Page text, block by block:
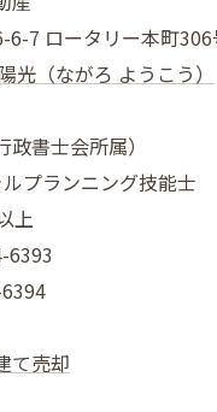
6-7 ロータリー本町
光（ながろ ようこう）
政書士会所属）
プランニング技能士
上
6393
て売却